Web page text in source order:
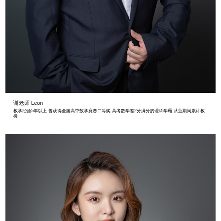
谢老师 Leon
教学经验5年以上 曾获得全国高中数学竟赛二等奖 高考数学差2分满分的理科学霸 从业期间累计教
授